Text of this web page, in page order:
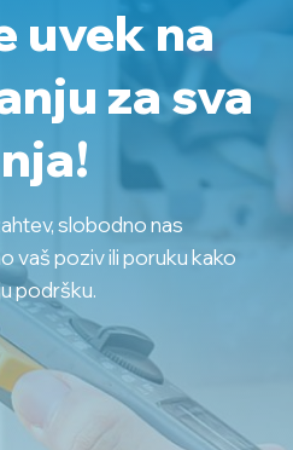
uvek na
za sva
slobodno nas
vaš poziv ili poruku kako
podršku.